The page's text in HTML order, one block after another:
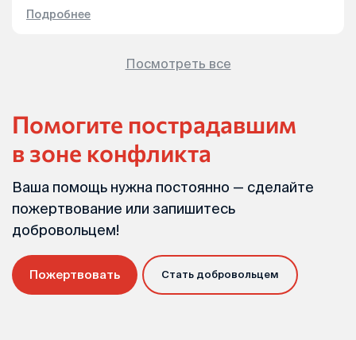
Подробнее
Посмотреть все
Помогите пострадавшим
в зоне конфликта
Ваша помощь нужна постоянно — сделайте
пожертвование или запишитесь
добровольцем!
Пожертвовать Стать добровольцем